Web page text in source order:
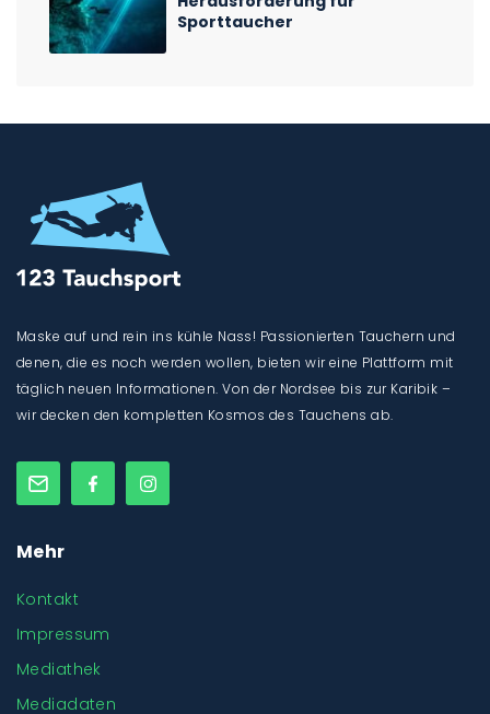
Sporttaucher
Maske auf und rein ins kühle Nass! Passionierten Tauchern und
denen, die es noch werden wollen, bieten wir eine Plattform mit
täglich neuen Informationen. Von der Nordsee bis zur Karibik –
wir decken den kompletten Kosmos des Tauchens ab.
Mehr
Kontakt
Impressum
Mediathek
Mediadaten